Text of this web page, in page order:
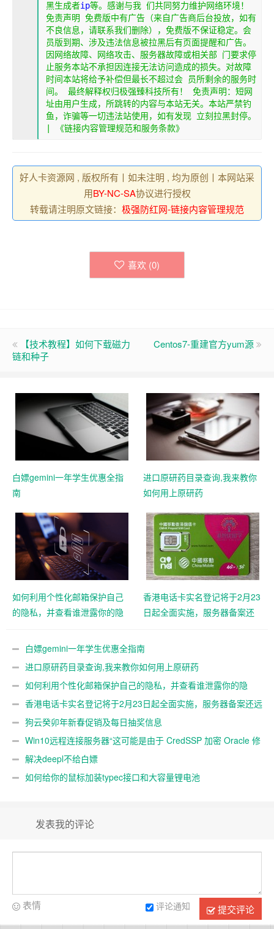
黑生成者ip等。感谢与我 们共同努力维护网络环境！
免责声明
免费版中有广告（来自广告商后台投放，如有
不良信息，请联系我们删除），免费版不保证稳定。会
员版到期、涉及违法信息被拉黑后有页面提醒和广告。
因网络故障、网络攻击、服务器故障或相关部 门要求停
止服务本站不承担因连接无法访问造成的损失。对故障
时间本站将给予补偿但最长不超过会
员所剩余的服务时
间。
最终解释权归极强臻科技所有！
免责声明：短网
址由用户生成，所跳转的内容与本站无关。本站严禁钓
鱼，诈骗等一切违法站使用，如有发现 立刻拉黑封停。
《链接内容管理规范和服务条款》
好人卡资源网 , 版权所有丨如未注明 , 均为原创丨本网站采
用BY-NC-SA协议进行授权
转载请注明原文链接： 极强防红网-链接内容管理规范
喜欢 (0)
【技术教程】如何下载磁力
链和种子
Centos7-重建官方yum源
白嫖gemini一年学生优惠全指
南
进口原研药目录查询,我来教你
如何用上原研药
如何利用个性化邮箱保护自己
的隐私，并查看谁泄露你的隐
香港电话卡实名登记将于2月23
日起全面实施，服务器备案还
白嫖gemini一年学生优惠全指南
进口原研药目录查询,我来教你如何用上原研药
如何利用个性化邮箱保护自己的隐私，并查看谁泄露你的隐
私 香港电话卡实名登记将于2月23日起全面实施，服务器备案还远
吗？狗云癸卯年新春促销及每日抽奖信息
Win10远程连接服务器“这可能是由于 CredSSP 加密 Oracle 修
正”解决办法
解决deepl不给白嫖
如何给你的鼠标加装typec接口和大容量锂电池
发表我的评论
提交评论
评论通知
表情